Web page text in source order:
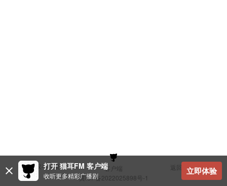
建议与反馈 客户端
返回顶部
冀ICP备2022025898号-1
打开 猫耳FM 客户端
收听更多精彩广播剧 立即体验